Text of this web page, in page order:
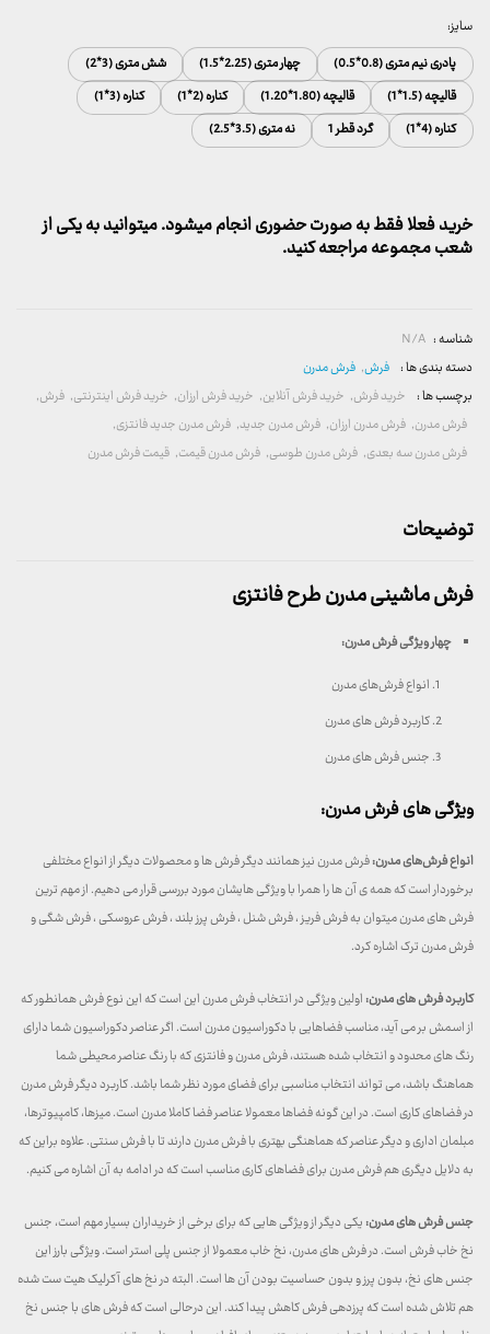
سایز:
پادری نیم متری (0.8*0.5)
چهار متری (2.25*1.5)
شش متری (3*2)
قالیچه (1.5*1)
قالیچه (1.80*1.20) کناره (2*1)
کناره (3*1)
کناره (4*1)
گرد قطر 1 نه متری (3.5*2.5)
خرید فعلا فقط به صورت حضوری انجام میشود. میتوانید به یکی از
شعب مجموعه مراجعه کنید.
شناسه : N/A
دسته بندی ها : فرش, فرش مدرن
برچسب ها : خرید فرش, خرید فرش آنلاین, خرید فرش ارزان, خرید فرش اینترنتی, فرش,
فرش مدرن, فرش مدرن ارزان, فرش مدرن جدید, فرش مدرن جدید فانتزی,
فرش مدرن سه بعدی, فرش مدرن طوسی, فرش مدرن قیمت, قیمت فرش مدرن
توضیحات
فرش ماشینی مدرن طرح فانتزی
چهار ویژگی فرش مدرن:
انواع فرش‌های مدرن
کاربرد فرش های مدرن
جنس فرش های مدرن
ویژگی های فرش مدرن:
انواع فرش‌های مدرن:فرش مدرن نیز همانند دیگر فرش ها و محصولات دیگر از انواع مختلفی
برخوردار است که همه ی آن ها را همرا با ویژگی هایشان مورد بررسی قرار می دهیم. از مهم ترین
فرش های مدرن میتوان به فرش فریز ، فرش شنل ، فرش پرز بلند ، فرش عروسکی ، فرش شگی و
فرش مدرن ترک اشاره کرد.
کاربرد فرش های مدرن:اولین ویژگی در انتخاب فرش مدرن این است که این نوع فرش همانطور که
از اسمش بر می آید، مناسب فضاهایی با دکوراسیون مدرن است. اگر عناصر دکوراسیون شما دارای
رنگ های محدود و انتخاب شده هستند، فرش مدرن و فانتزی که با رنگ عناصر محیطی شما
هماهنگ باشد، می تواند انتخاب مناسبی برای فضای مورد نظر شما باشد. کاربرد دیگر فرش مدرن
در فضاهای کاری است. در این گونه فضاها معمولا عناصر فضا کاملا مدرن است. میزها، کامپیوترها،
مبلمان اداری و دیگر عناصر که هماهنگی بهتری با فرش مدرن دارند تا با فرش سنتی. علاوه براین که
به دلایل دیگری هم فرش مدرن برای فضاهای کاری مناسب است که در ادامه به آن اشاره می کنیم.
جنس فرش های مدرن:یکی دیگر از ویژگی هایی که برای برخی از خریداران بسیار مهم است، جنس
نخ خاب فرش است. در فرش های مدرن، نخ خاب معمولا از جنس پلی استر است. ویژگی بارز این
جنس های نخ، بدون پرز و بدون حساسیت بودن آن ها است. البته در نخ های آکرلیک هیت ست شده
هم تلاش شده است که پرزدهی فرش کاهش پیدا کند. این درحالی است که فرش های با جنس نخ